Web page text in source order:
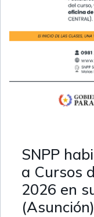
SNPP
a Cursos
2026 en
(Asunción)